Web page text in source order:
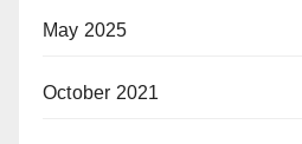
May 2025
October 2021